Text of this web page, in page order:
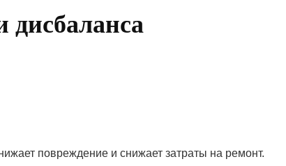
повреждение и снижает затраты на ремонт.